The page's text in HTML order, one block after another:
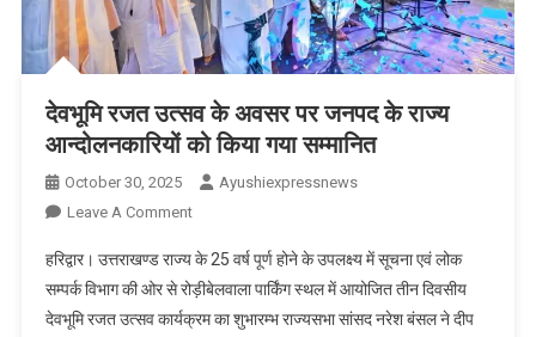
देवभूमि रजत उत्सव के अवसर पर जनपद के राज्य
आन्दोलनकारियों को किया गया सम्मानित
October 30, 2025
Ayushiexpressnews
Leave A CommentOn
रजत
उत्सव
के
हरिद्वार। उत्तराखण्ड राज्य के 25 वर्ष पूर्ण होने के उपलक्ष्य में सूचना एवं लोक
सम्पर्क विभाग की ओर से रोड़ीबेलवाला पार्किंग स्थल में आयोजित तीन दिवसीय
देवभूमि रजत उत्सव कार्यक्रम का शुभारम्भ राज्यसभा सांसद नरेश बंसल ने दीप